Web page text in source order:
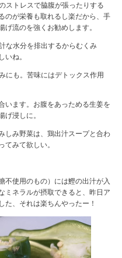
ストレスで脇腹が張ったりする
のが栄養も取れるし楽だから、手
流のを強くお勧めします。
な水分を排出するからむくみ
いね。
にも。苦味にはデトックス作用
います。お腹をあっためる生姜を
げ浸しに。
しみ野菜は、鶏出汁スープと合わ
てみて欲しい。
不使用のもの）には鰹の出汁が入
ミネラルが摂取できると、昨日ア
た、それは楽ちんやったー！